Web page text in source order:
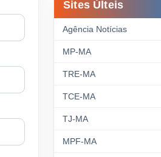
Sites Últeis
Agência Notícias
MP-MA
TRE-MA
TCE-MA
TJ-MA
MPF-MA